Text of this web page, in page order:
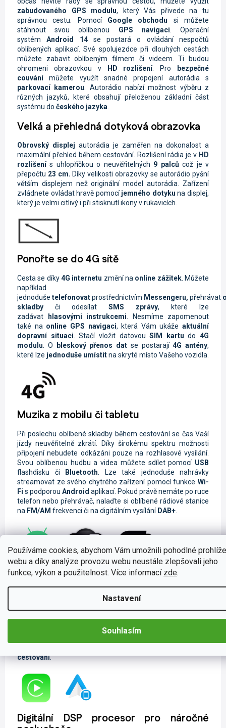
Používáme cookies, abychom Vám umožnili pohodlné
webu a díky analýze provozu webu neustále zlepšovali jeho
funkce, výkon a použitelnost. Více informací zde.
Nastavení
Souhlasím
zabudovaného GPS modulu, který Vás přivede na tu
správnou cestu. Pomocí Google obchodu si můžete
stáhnout svou oblíbenou GPS navigaci . Operační
systémAndroid 14se postará o ovládání nespočtů
oblíbených aplikací. Své spolujezdce při dlouhých cestách
můžete zabavit oblíbeným filmem či videem. Ti budou
ohromeni obrazovkou v
HD rozlišení. Pro
bezpečné
couvánímůžete využít snadné propojení autorádia s
parkovací kamerou
Autorádio nabízí možnost výběru z
různých jazyků, které obsahují přeloženou základní část
systému do českého jazyka
Velká a přehledná dotyková obrazovka
Obrovský displej autorádia je zaměřen na dokonalost a
maximální přehled během cestování. Rozlišení rádia je v HD
rozlišenís uhlopříčkou o neuvěřitelných 9 palcůcož je v
přepočtu 23 cm. Díky velikosti obrazovky se autorádio pyšní
větším displejem než originální model autorádia. Zařízení
zvládnete ovládat hravě pomocíjemného dotyku na displej,
který je velmi citlivý i při stisknutí ikony v rukavicích.
Ponořte se do 4G sítě
Cesta se díky 4G internetu změní na online zážitek. Můžete
například
jednoduše telefonovatprostřednictvím Messengeru, přehrávat
skladby či odesílat SMS zprávy, které lze
zadávat
hlasovými instrukcemi . Nesmíme zapomenout
také na online GPS navigaci, která Vám ukáže aktuální
dopravní situaci . Stačí vložit datovou SIM kartu do 4G
modulu . O bleskový přenos dat se postarají 4G antény,
které lze jednoduše umístitna skryté místo Vašeho vozidla.
Muzika z mobilu či tabletu
Při poslechu oblíbené skladby během cestování se čas Vaší
jízdy neuvěřitelně zkrátí. Díky širokému spektru možnosti
připojení nebudete odkázáni pouze na rozhlasové vysílání.
Svou oblíbenou hudbu a videa můžete sdílet pomocí USB
flashdisku či
Bluetooth . Lze také jednoduše nahrávky
streamovat ze svého chytrého zařízení pomocí funkce Wi-
Fi s podporou Android aplikací. Pokud právě nemáte po ruce
telefon nebo přehrávač, nalaďte si oblíbené rádiové stanice
na FM/AM frekvenci či na digitálním vysílání DAB+
Ovládání telefonu pomocí Carplay a
Android Auto
Tyto moderní funkce jsou určené k
pomocíautorádia. Jednoduše si spárujete svůj mobilní
telefon s autorádiem a můžete si hravě zrcadlit obrazovku
. Také si můžete vyřizovat své
cestování.
Digitální DSP procesor pro náročné